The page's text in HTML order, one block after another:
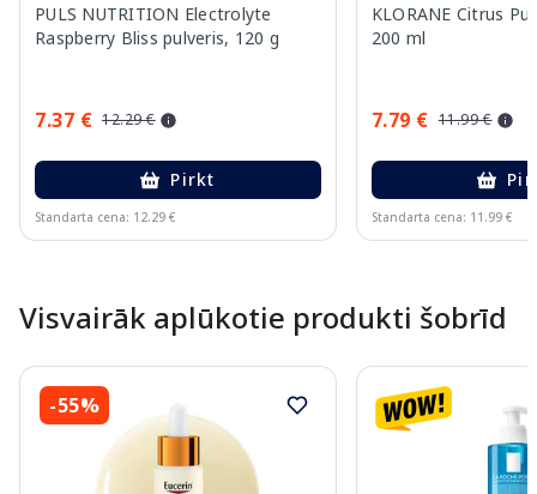
PULS NUTRITION Electrolyte
Raspberry Bliss pulveris, 120 g
7.37 € 12.29 €
Pirkt
Standarta cena: 12.29 €
KLORANE Citrus
200 ml
7.79 € 11.99 €
Standarta cena: 11.99 €
Visvairāk aplūkotie produkti šobrīd
-55%